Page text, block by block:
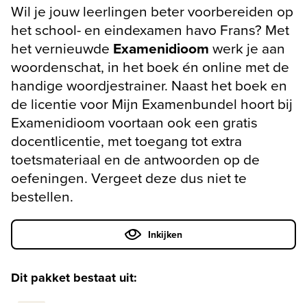
Wil je jouw leerlingen beter voorbereiden op
het school- en eindexamen havo Frans? Met
het vernieuwde Examenidioom werk je aan
woordenschat, in het boek én online met de
handige woordjestrainer. Naast het boek en
de licentie voor Mijn Examenbundel hoort bij
Examenidioom voortaan ook een gratis
docentlicentie, met toegang tot extra
toetsmateriaal en de antwoorden op de
oefeningen. Vergeet deze dus niet te
bestellen.
Inkijken
Dit pakket bestaat uit: